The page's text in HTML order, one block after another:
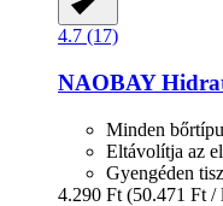
4.7 (17)
NAOBAY
Minden
Eltávolítja az
Gyengéden
4.290 Ft (50.471 Ft /